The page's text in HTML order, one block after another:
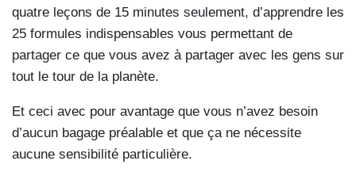
quatre leçons de 15 minutes seulement, d’apprendre les
25 formules indispensables vous permettant de
partager ce que vous avez à partager avec les gens sur
tout le tour de la planète.
Et ceci avec pour avantage que vous n’avez besoin
d’aucun bagage préalable et que ça ne nécessite
aucune sensibilité particulière.